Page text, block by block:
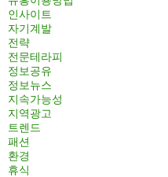
인사이트
자기계발
전략
전문테라피
정보공유
정보뉴스
지속가능성
지역광고
트렌드
패션
환경
휴식